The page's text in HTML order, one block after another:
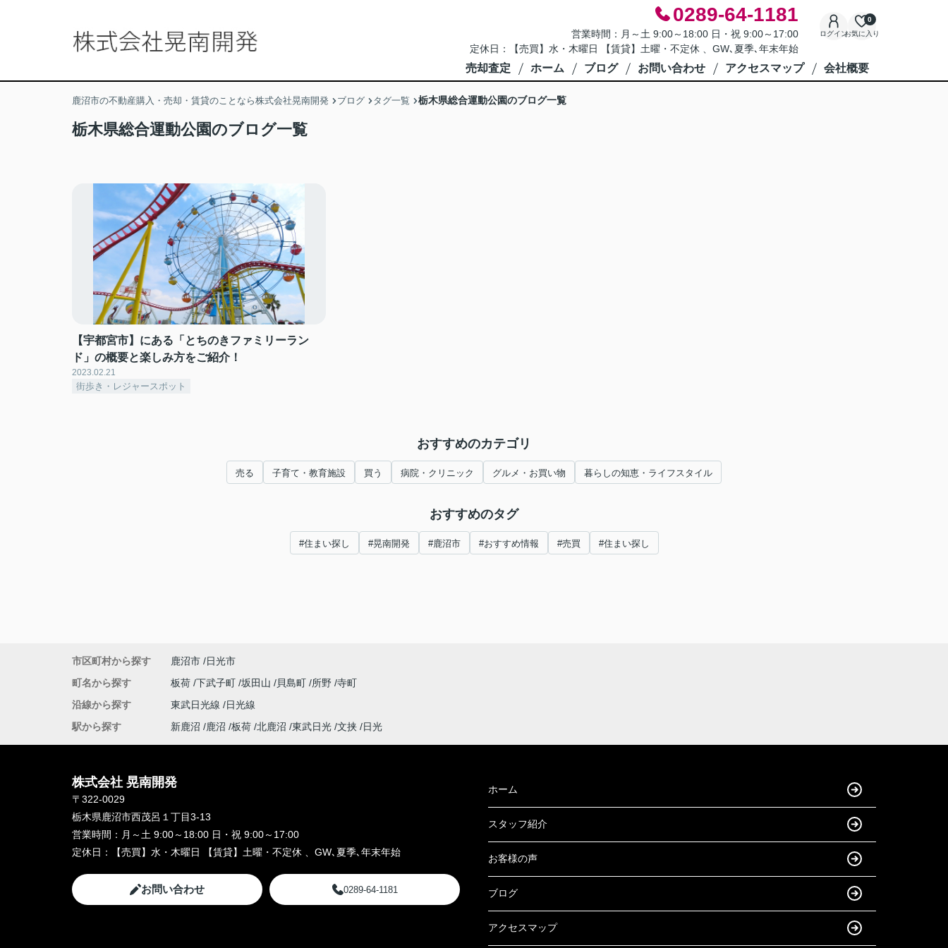
0289-64-1181
営業時間：月～土 9:00～18:00 日・祝 9:00～17:00
定休日：【売買】水・木曜日 【賃貸】土曜・不定休 、GW､夏季､年末年始
ログインお気に入り
0
売却査定 ホーム ブログ お問い合わせ アクセスマップ 会社概要
鹿沼市の不動産購入・売却・賃貸のことなら株式会社晃南開発 ブログ タグ一覧 栃木県総合運動公園のブログ一覧
栃木県総合運動公園のブログ一覧
【宇都宮市】にある「とちのきファミリーラン
ド」の概要と楽しみ方をご紹介！
2023.02.21
街歩き・レジャースポット
おすすめのカテゴリ
売る 子育て・教育施設 買う 病院・クリニック グルメ・お買い物 暮らしの知恵・ライフスタイル
おすすめのタグ
#住まい探し #晃南開発 #鹿沼市 #おすすめ情報 #売買 #住まい探し
市区町村から探す 鹿沼市
日光市
町名から探す
板荷 下武子町 坂田山 貝島町 所野 寺町
沿線から探す
東武日光線
日光線
駅から探す
新鹿沼 鹿沼 板荷 北鹿沼 東武日光 文挟 日光
株式会社 晃南開発
〒322-0029
栃木県鹿沼市西茂呂１丁目3-13
営業時間： 月～土 9:00～18:00 日・祝 9:00～17:00
定休日：
【売買】水・木曜日 【賃貸】土曜・不定休 、GW､夏季､年末年始
お問い合わせ 0289-64-1181
ホーム
スタッフ紹介
お客様の声
ブログ
アクセスマップ